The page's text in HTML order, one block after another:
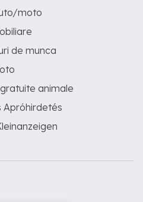
moto
de munca
animale
Apróhirdetés